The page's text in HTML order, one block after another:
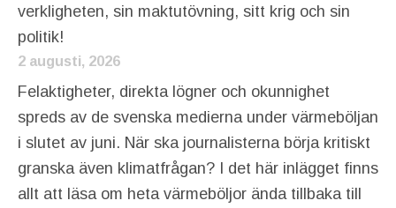
verkligheten, sin maktutövning, sitt krig och sin
politik!
2 augusti, 2026
Felaktigheter, direkta lögner och okunnighet
spreds av de svenska medierna under värmeböljan
i slutet av juni. När ska journalisterna börja kritiskt
granska även klimatfrågan? I det här inlägget finns
allt att läsa om heta värmeböljor ända tillbaka till